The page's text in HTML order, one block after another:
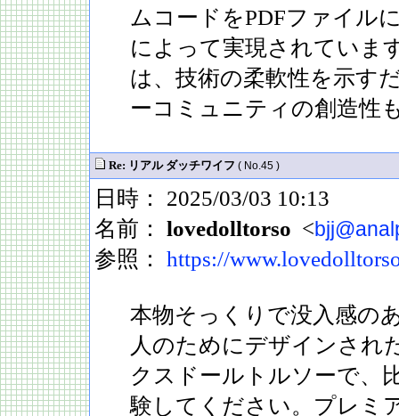
ムコードをPDFファイル
によって実現されていま
は、技術の柔軟性を示す
ーコミュニティの創造性
Re: リアル ダッチワイフ ( No.45 )
日時： 2025/03/03 10:13
名前： lovedolltorso <
参照： https://
本物そっくりで没入感の
人のためにデザインされ
クスドールトルソーで、
験してください。プレミ